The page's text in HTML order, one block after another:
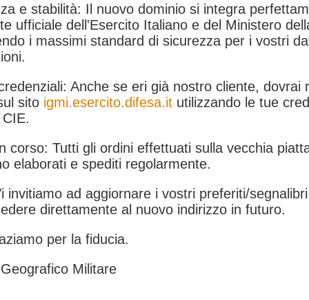
e stabilità: Il nuovo dominio si integra
ufficiale dell'Esercito Italiano e del Ministero
i massimi standard di sicurezza per i vostri
Anche se eri già nostro cliente, dovrai
sito igmi.esercito.difesa.it utilizzando le tue
corso: Tutti gli ordini effettuati sulla vecchia
elaborati e spediti regolarmente.
invitiamo ad aggiornare i vostri preferiti/
direttamente al nuovo indirizzo in futuro.
per la fiducia.
Militare